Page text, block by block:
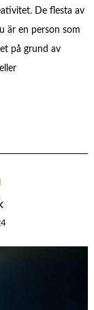
De flesta av
är en person som
på grund av